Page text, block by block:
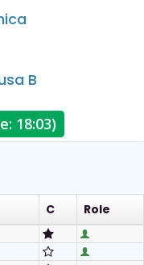
B
18:03)
C Role